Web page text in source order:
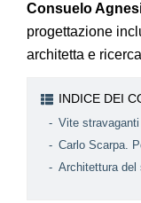
Consuelo
progettazione
architetta e
INDICE DEI
Vite
Carlo Scarpa.
Architettura del